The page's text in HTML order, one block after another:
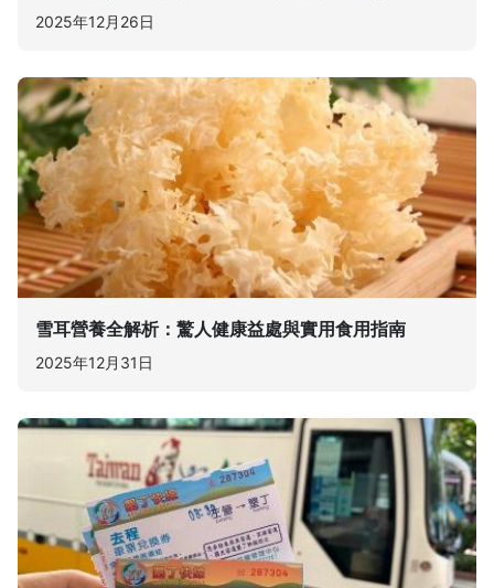
2025年12月26日
雪耳營養全解析：驚人健康益處與實用食用指南
2025年12月31日